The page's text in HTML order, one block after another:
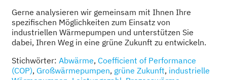
Gerne analysieren wir gemeinsam mit Ihnen Ihre
spezifischen Möglichkeiten zum Einsatz von
industriellen Wärmepumpen und unterstützen Sie
dabei, Ihren Weg in eine grüne Zukunft zu entwickeln.
Stichwörter:Abwärme, Coefficient of Performance
(COP), Großwärmepumpen, grüne Zukunft, industrielle